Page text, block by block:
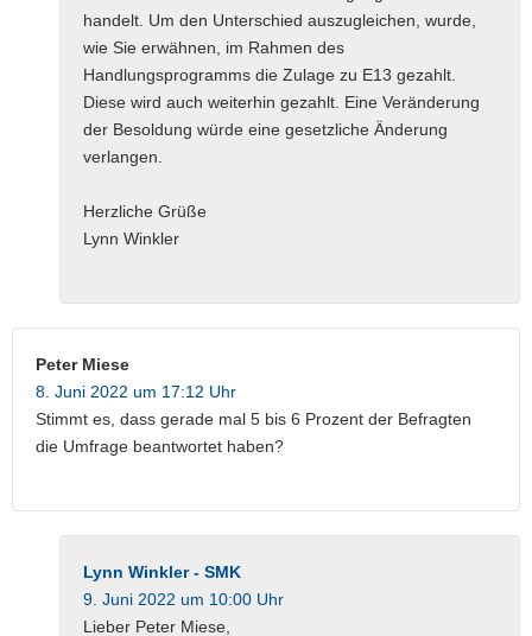
handelt. Um den Unterschied auszugleichen, wurde,
wie Sie erwähnen, im Rahmen des
Handlungsprogramms die Zulage zu E13 gezahlt.
Diese wird auch weiterhin gezahlt. Eine Veränderung
der Besoldung würde eine gesetzliche Änderung
verlangen.
Herzliche Grüße
Lynn Winkler
Peter Miese
8. Juni 2022 um 17:12 Uhr
Stimmt es, dass gerade mal 5 bis 6 Prozent der Befragten
die Umfrage beantwortet haben?
Lynn Winkler - SMK
9. Juni 2022 um 10:00 Uhr
Lieber Peter Miese,